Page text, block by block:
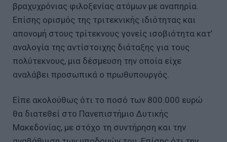
βραχυχρόνιας φιλοξενίας ατόμων με αναπηρία.
Επίσης ορισμός της τριτεκνικής ιδιότητας και
απονομή στους τρίτεκνους γονείς ισοβιότητα κατ’
αναλογία της αντίστοιχης διάταξης για τους
πολύτεκνους, μια δέσμευση την οποία είχε
αναλάβει προσωπικά ο πρωθυπουργός.
Είπε ακολούθως ότι το ποσό των 800.000 ευρώ
θα διατεθεί στο Πανεπιστήμιο Δυτικής
Μακεδονίας, με στόχο τη συντήρηση και την